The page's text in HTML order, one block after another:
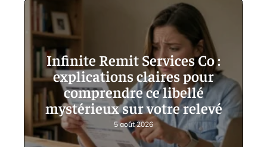
Infinite Remit Services Co :
explications claires pour
comprendre ce libellé
mystérieux sur votre relevé
5 août 2026